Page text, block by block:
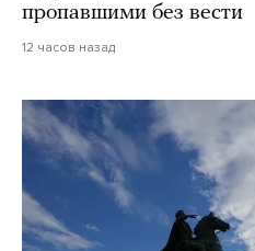
пропавшими без вести
12 часов назад